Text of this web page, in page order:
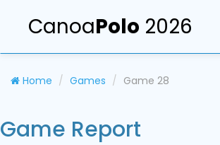
CanoaPolo 2026
Home Games Game 28
Game Report